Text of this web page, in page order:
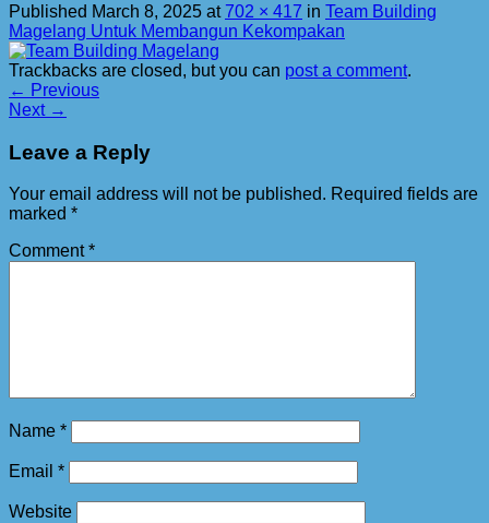
Published March 8, 2025 at702 × 417 in Team Building
Magelang Untuk Membangun Kekompakan
Trackbacks are closed, but you can post a comment.
← Previous
Next →
Leave a Reply
Your email address will not be published. Required fields are
marked *
Comment*
Name *
Email *
Website